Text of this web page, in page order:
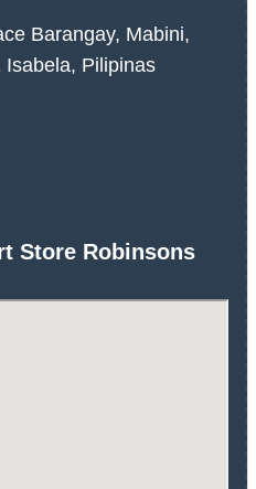
Barangay, Mabini,
Isabela, Pilipinas
Store Robinsons